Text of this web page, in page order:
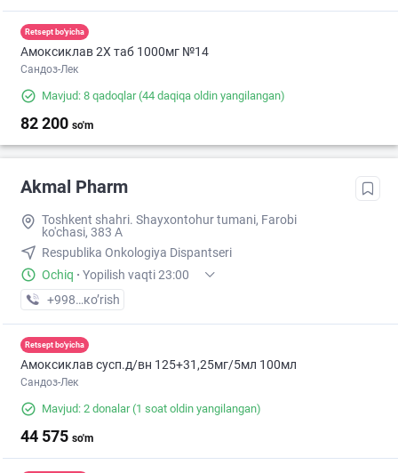
Retsept bo'yicha
Амоксиклав 2X таб 1000мг №14
Сандоз-Лек
Mavjud: 8 qadoqlar(44 daqiqa oldin yangilangan)
82 200 so'm
Akmal Pharm
Toshkent shahri. Shayxontohur tumani, Farobi
ko'chasi, 383 A
Respublika Onkologiya Dispantseri
Ochiq · Yopilish vaqti 23:00
+998 (99) XXX-XX-XX
кo’rish
Retsept bo'yicha
Амоксиклав сусп.д/вн 125+31,25мг/5мл 100мл
Сандоз-Лек
Mavjud: 2 donalar(1 soat oldin yangilangan)
44 575 so'm